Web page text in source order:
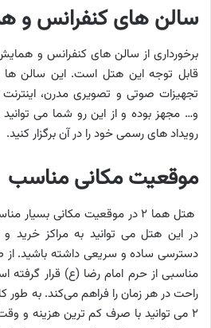
سالن ‌های کنفرانس و
برخورداری از سالن های کنفرانس و
قابل توجه این هتل است. این سالن ها
تجهیزات صوتی و تصویری مدرن،
و… مجهز بوده و از این رو شما می
رویداد های رسمی خود را در آن برگزار کنید.
موقعیت مکانی مناسب
هتل هما ۲ در موقعیت مکانی
در این هتل می توانید به مراکز خرید
دسترسی ساده و سریعی داشته باشید. از
مناسبی از حرم امام رضا (ع) قرار گرفته
راحت در هر زمان را فراهم می‌کند. به طور
۲ می توانید با صرف کم ترین هزینه و